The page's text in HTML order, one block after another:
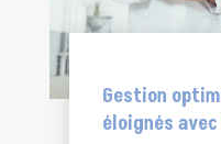
Gestion
éloignés avec